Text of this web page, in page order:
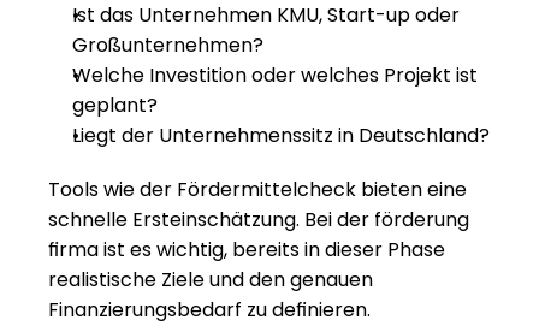
Ist das Unternehmen KMU, Start-up oder
Großunternehmen?
Welche Investition oder welches Projekt ist
geplant?
Liegt der Unternehmenssitz in Deutschland?
Tools wie der Fördermittelcheck bieten eine
schnelle Ersteinschätzung. Bei der förderung
firma ist es wichtig, bereits in dieser Phase
realistische Ziele und den genauen
Finanzierungsbedarf zu definieren.